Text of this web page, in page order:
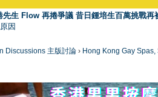
先生 Flow 再捲爭議 昔日鍾培生百萬挑戰
因
Discussions 主版討論 › Hong Kong Gay Spas,